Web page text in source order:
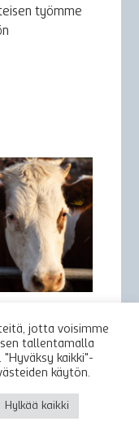
työmme
jotta voisimme
tallentamalla
kaikki"-
käytön.
Hylkää kaikki